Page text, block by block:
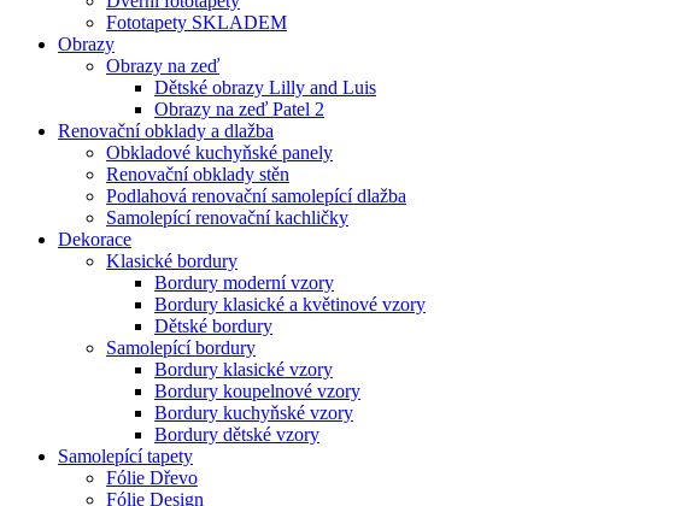
Fototapety SKLADEM
Obrazy
Obrazy na zeď
Dětské obrazy Lilly and Luis
Obrazy na zeď Patel 2
Renovační obklady a dlažba
Obkladové kuchyňské panely
Renovační obklady stěn
Podlahová renovační samolepící dlažba
Samolepící renovační kachličky
Dekorace
Klasické bordury
Bordury moderní vzory
Bordury klasické a květinové vzory
Dětské bordury
Samolepící bordury
Bordury klasické vzory
Bordury koupelnové vzory
Bordury kuchyňské vzory
Bordury dětské vzory
Samolepící tapety
Fólie Dřevo
Fólie Design